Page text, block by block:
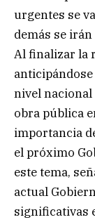
urgentes se
demás se
Al finalizar la
nivel nacional
obra pública
importancia
el próximo
este tema,
actual
significativas